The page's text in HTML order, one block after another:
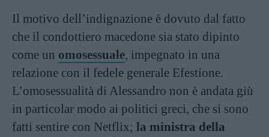
Il motivo dell’indignazione è dovuto dal fatto
che il condottiero macedone sia stato dipinto
come un omosessuale, impegnato in una
relazione con il fedele generale Efestione.
L’omosessualità di Alessandro non è andata giù
in particolar modo ai politici greci, che si sono
fatti sentire con Netflix; la ministra della